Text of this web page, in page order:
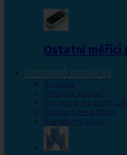
Ostatní měřící
Ochranné pomůcky
Rukavice
Ochrana matrací
Ochranné zdravotní
Roušky a respirátory
Návleky na obuv